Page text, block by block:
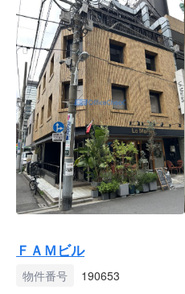
ＦＡＭビル
物件番号
190653